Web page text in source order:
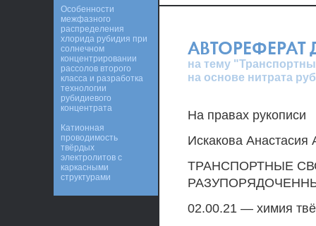
АВТОРЕФЕРАТ
на тему
на основе нитрата
На правах рукописи
Искакова Анастасия
ТРАНСПОРТНЫЕ
02.00.21 — химия
Особенности
межфазного
распределения
хлорида рубидия при
солнечном
концентрировании
рассолов второго
класса и разработка
технологии
рубидиевого
концентрата
Катионная
проводимость
твёрдых
электролитов с
каркасными
структурами